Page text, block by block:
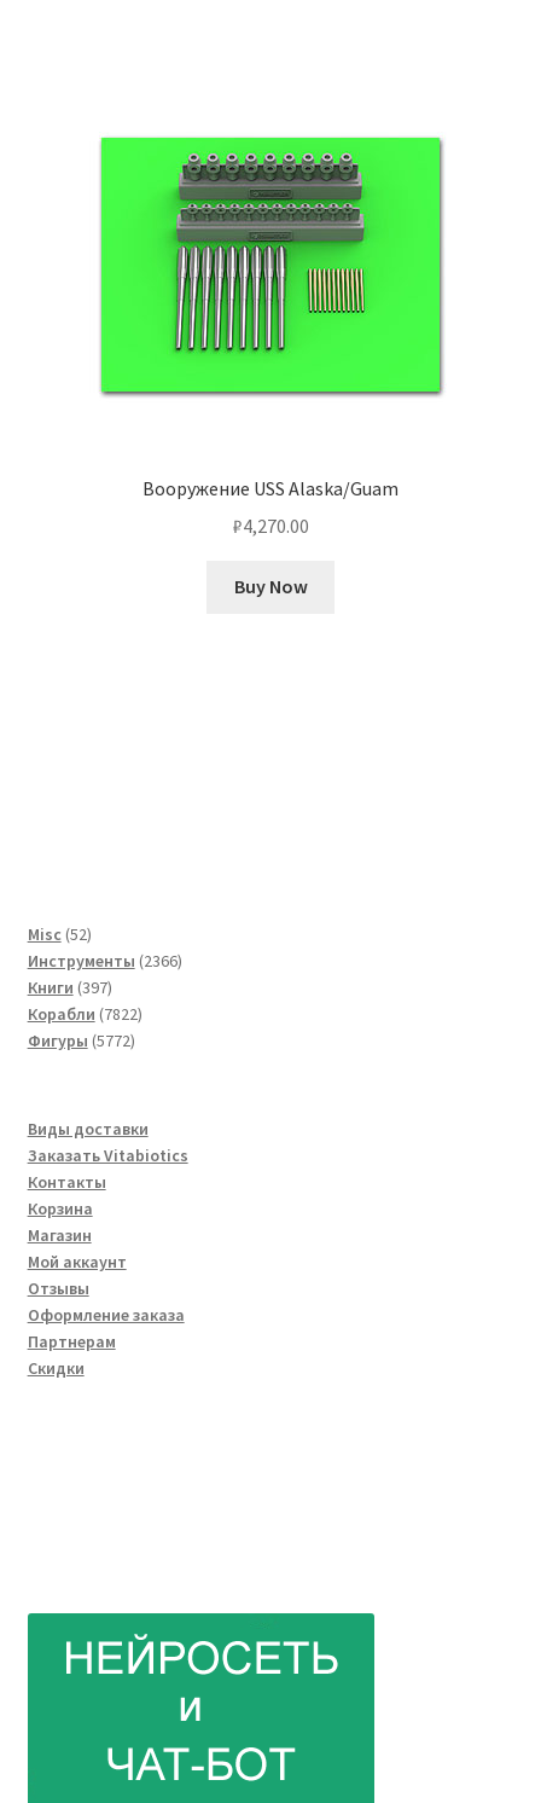
Вооружение USS Alaska/Guam
₽4,270.00
Buy Now
Misc 5252
товара
Инструменты 23662366
Книги 397397
товаров
Корабли 78227822
Фигуры 57725772
Виды доставки
Заказать Vitabiotics
Контакты
Корзина
Магазин
Мой аккаунт
Отзывы
Оформление заказа
Партнерам
Скидки